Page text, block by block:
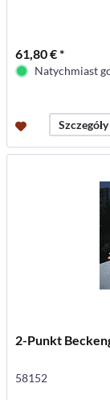
61,80 € *
Natychmiast
Szczegóły
2-Punkt
58152